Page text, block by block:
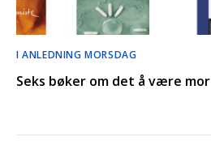
I ANLEDNING MORSDAG
Seks bøker om det å være mor